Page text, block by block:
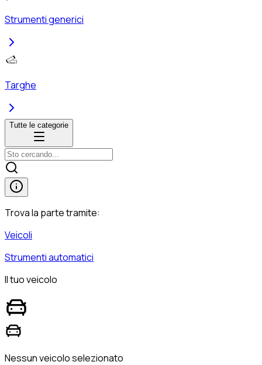
Strumenti generici
Targhe
Tutte le categorie
Trova la parte tramite:
Veicoli
Strumenti automatici
Il tuo veicolo
Nessun veicolo selezionato